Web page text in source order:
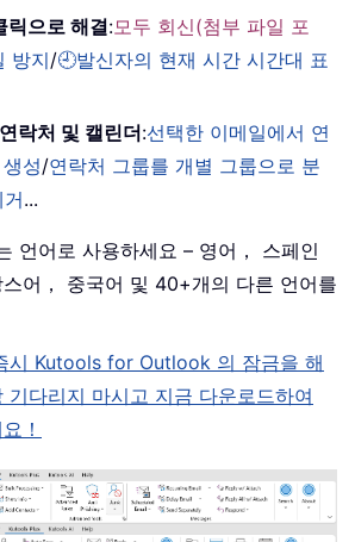
릭으로 해결:모두 회신(첨부 파일 포
방지/🕘발신자의 현재 시간 시간대 표
연락처 및 캘린더:선택한 이메일에서 연
성/연락처 그룹를 개별 그룹으로 분
...
언어로 사용하세요 – 영어， 스페인
어， 중국어 및 40+개의 다른 언어를
시 Kutools for Outlook 의 잠금을 해
기다리지 마시고 지금 다운로드하여
！